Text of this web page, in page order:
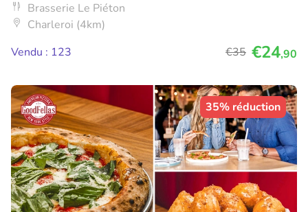
Brasserie Le Piéton
Charleroi (4km)
Vendu : 123
€35 €24,90
35% réduction